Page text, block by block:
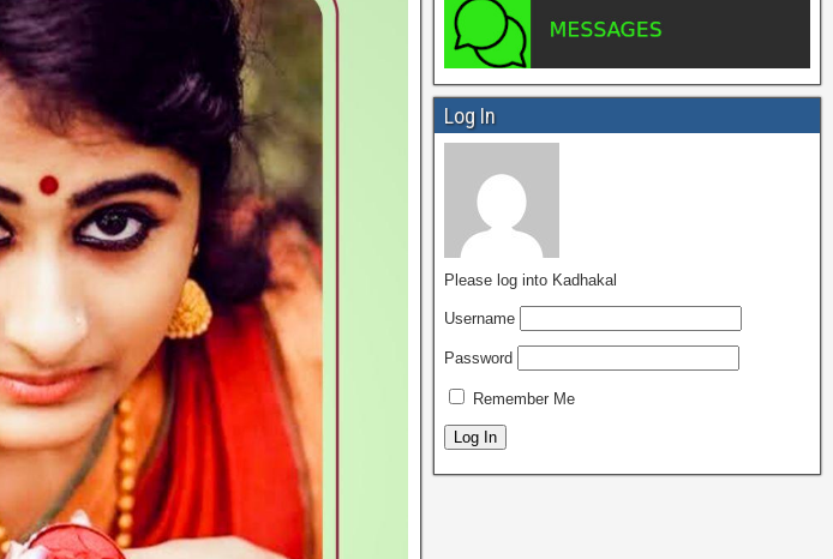
Log In
Please log into Kadhakal
Username
Password
Remember Me